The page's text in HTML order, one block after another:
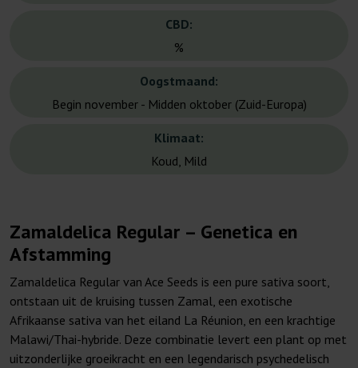
CBD:
%
Oogstmaand:
Begin november - Midden oktober (Zuid-Europa)
Klimaat:
Koud, Mild
Zamaldelica Regular – Genetica en
Afstamming
Zamaldelica Regular van Ace Seeds is een pure sativa soort,
ontstaan uit de kruising tussen Zamal, een exotische
Afrikaanse sativa van het eiland La Réunion, en een krachtige
Malawi/Thai-hybride. Deze combinatie levert een plant op met
uitzonderlijke groeikracht en een legendarisch psychedelisch